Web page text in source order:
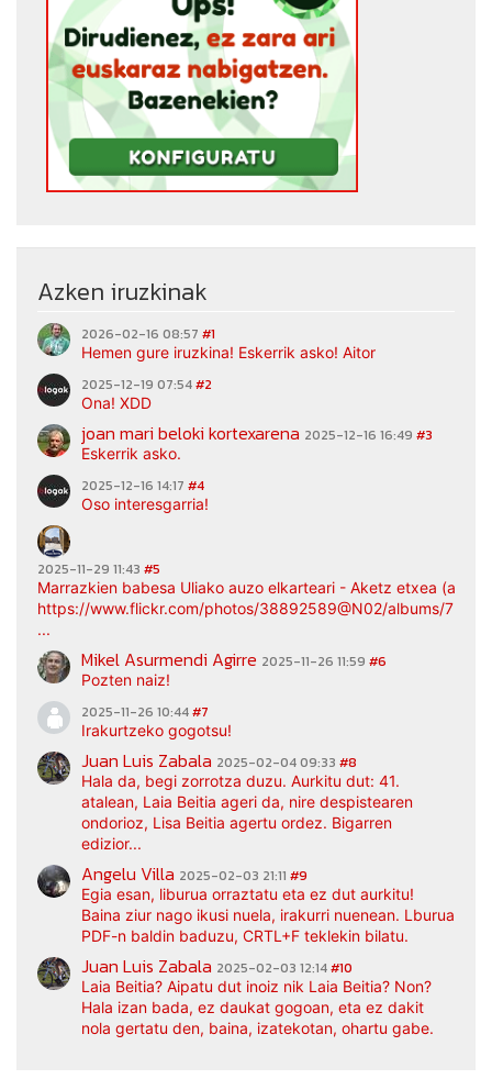
Azken iruzkinak
2026-02-16 08:57 #1
Hemen gure iruzkina! Eskerrik asko! Aitor
2025-12-19 07:54#2
Ona! XDD
joan mari beloki kortexarena 2025-12-16 16:49 #3
Eskerrik asko.
2025-12-16 14:17 #4
Oso interesgarria!
2025-11-29 11:43 #5
Marrazkien babesa Uliako auzo elkarteari - Aketz etxea
https://www.flickr.com/photos/38892589@N02/albums/
...
Mikel Asurmendi Agirre 2025-11-26 11:59 #6
Pozten naiz!
2025-11-26 10:44#7
Irakurtzeko gogotsu!
Juan Luis Zabala 2025-02-04 09:33 #8
Hala da, begi zorrotza duzu. Aurkitu dut: 41.
atalean, Laia Beitia ageri da, nire despistearen
ondorioz, Lisa Beitia agertu ordez. Bigarren
edizior...
Angelu Villa 2025-02-03 21:11 #9
Egia esan, liburua orraztatu eta ez dut aurkitu!
Baina ziur nago ikusi nuela, irakurri nuenean. Lburua
PDF-n baldin baduzu, CRTL+F teklekin bilatu.
Juan Luis Zabala 2025-02-03 12:14#10
Laia Beitia? Aipatu dut inoiz nik Laia Beitia? Non?
Hala izan bada, ez daukat gogoan, eta ez dakit
nola gertatu den, baina, izatekotan, ohartu gabe.